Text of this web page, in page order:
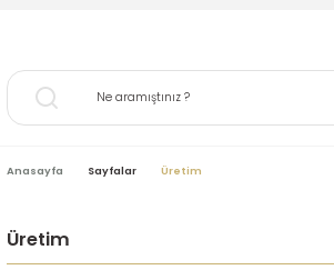
Anasayfa Sayfalar Üretim
Üretim